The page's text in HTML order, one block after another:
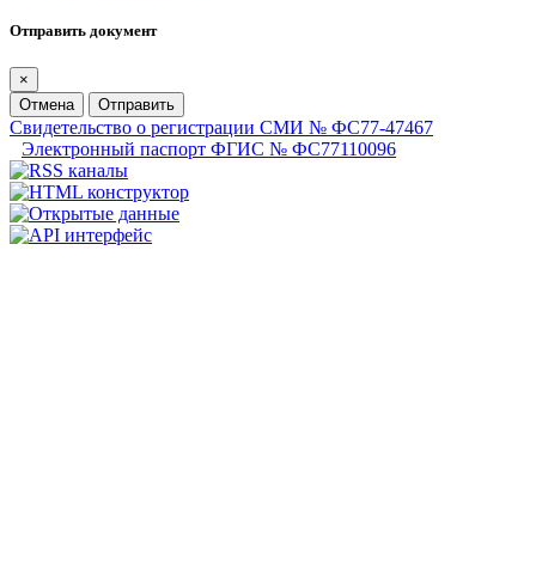
Отправить документ
×
Отмена
Отправить
Свидетельство о регистрации СМИ № ФС77-47467
Электронный паспорт ФГИС № ФС77110096